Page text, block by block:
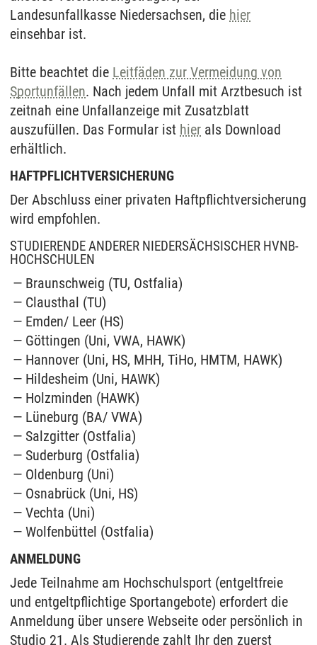
Landesunfallkasse Niedersachsen, die hier
einsehbar ist.
Bitte beachtet die Leitfäden zur Vermeidung von
Sportunfällen. Nach jedem Unfall mit Arztbesuch ist
zeitnah eine Unfallanzeige mit Zusatzblatt
auszufüllen. Das Formular ist hier als Download
erhältlich.
HAFTPFLICHTVERSICHERUNG
Der Abschluss einer privaten Haftpflichtversicherung
wird empfohlen.
STUDIERENDE ANDERER NIEDERSÄCHSISCHER HVNB-
HOCHSCHULEN
Braunschweig (TU, Ostfalia)
Clausthal (TU)
Emden/ Leer (HS)
Göttingen (Uni, VWA, HAWK)
Hannover (Uni, HS, MHH, TiHo, HMTM, HAWK)
Hildesheim (Uni, HAWK)
Holzminden (HAWK)
Lüneburg (BA/ VWA)
Salzgitter (Ostfalia)
Suderburg (Ostfalia)
Oldenburg (Uni)
Osnabrück (Uni, HS)
Vechta (Uni)
Wolfenbüttel (Ostfalia)
ANMELDUNG
Jede Teilnahme am Hochschulsport (entgeltfreie
und entgeltpflichtige Sportangebote) erfordert die
Anmeldung über unsere Webseite oder persönlich in
Studio 21. Als Studierende zahlt Ihr den zuerst